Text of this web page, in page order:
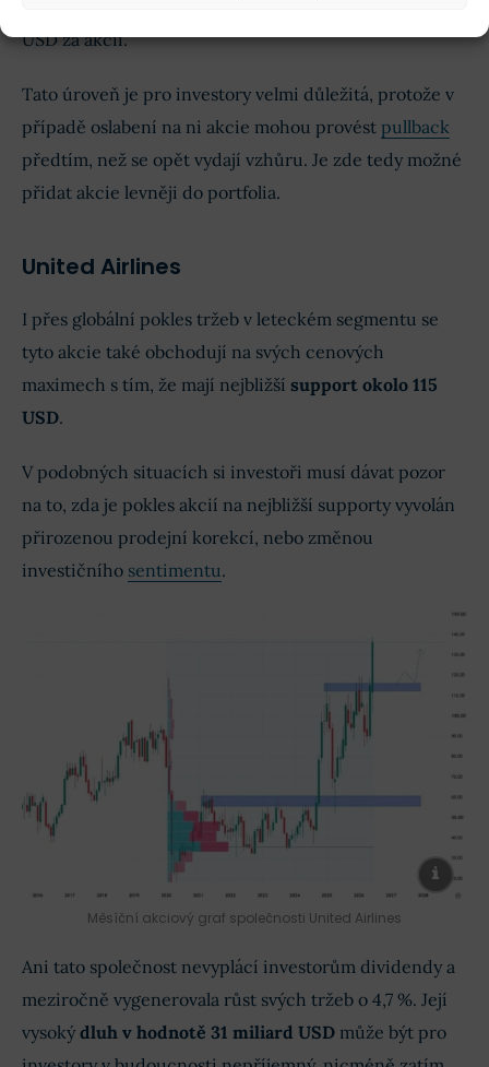
USD za akcii.
Tato úroveň je pro investory velmi důležitá, protože v
případě oslabení na ni akcie mohou provést pullback
předtím, než se opět vydají vzhůru. Je zde tedy možné
přidat akcie levněji do portfolia.
United Airlines
I přes globální pokles tržeb v leteckém segmentu se
tyto akcie také obchodují na svých cenových
maximech s tím, že mají nejbližší support okolo 115
USD.
V podobných situacích si investoři musí dávat pozor
na to, zda je pokles akcií na nejbližší supporty vyvolán
přirozenou prodejní korekcí, nebo změnou
investičního sentimentu.
Měsíční akciový graf společnosti United Airlines
Ani tato společnost nevyplácí investorům dividendy a
meziročně vygenerovala růst svých tržeb o 4,7 %. Její
vysoký dluh v hodnotě 31 miliard USD může být pro